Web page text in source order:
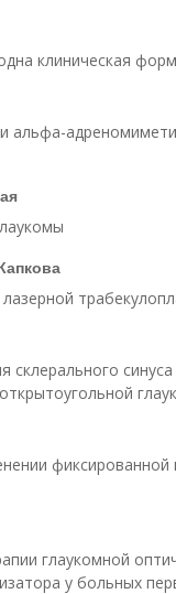
клиническая
альфа-
глаукомной
у больных